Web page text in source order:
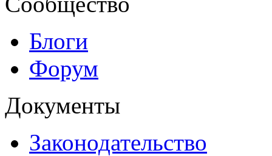
Блоги
Форум
Документы
Законодательство